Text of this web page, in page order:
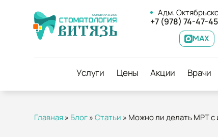
Адм.
+7 (978) 74-47-
MAX
Услуги Цены Акции Врачи
Главная» Блог»Статьи » Можно ли делать МРТ с